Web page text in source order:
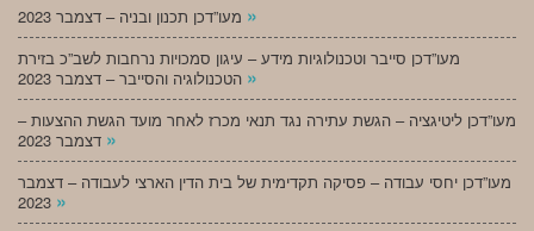
»
מעו”דכן סייבר וטכנולוגיות מידע – עיגון סמכויות נרחבות לשב”כ בזירת
»
מעו”דכן ליטיגציה – הגשת עתירה נגד תנאי מכרז לאחר מועד הגשת ההצעות –
»
מעו”דכן יחסי עבודה – פסיקה תקדימית של בית הדין הארצי לעבודה – דצמבר
»